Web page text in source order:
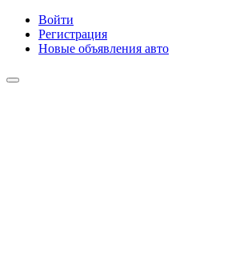
Войти
Регистрация
Новые объявления авто